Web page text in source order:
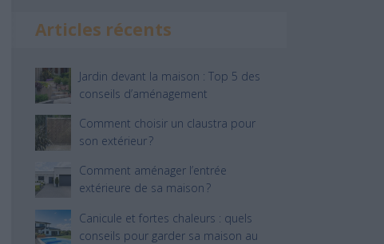
Articles récents
Jardin devant la maison : Top 5 des
conseils d’aménagement
Comment choisir un claustra pour
son extérieur ?
Comment aménager l’entrée
extérieure de sa maison ?
Canicule et fortes chaleurs : quels
conseils pour garder sa maison au